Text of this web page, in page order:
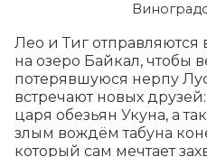
Лео и Тиг отправляются
на озеро Байкал, чтобы
потерявшуюся нерпу
встречают новых
царя обезьян Укуна, а
злым вождём табуна
который сам мечтает